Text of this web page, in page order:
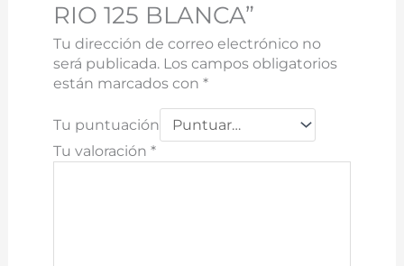
RIO 125 BLANCA”
Tu dirección de correo electrónico no
será publicada. Los campos obligatorios
están marcados con *
Tu puntuación
Tu valoración *